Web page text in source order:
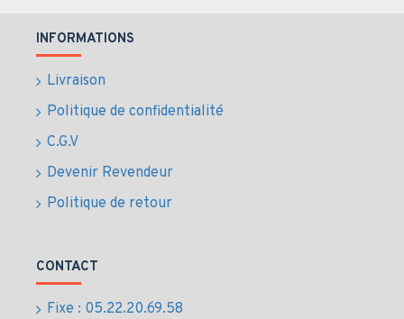
INFORMATIONS
Livraison
Politique de confidentialité
C.G.V
Devenir Revendeur
Politique de retour
CONTACT
Fixe : 05.22.20.69.58